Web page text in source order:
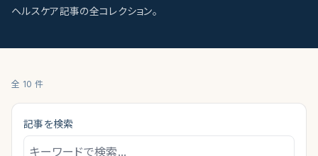
ヘルスケア記事の全コレクション。
全 10 件
記事を検索